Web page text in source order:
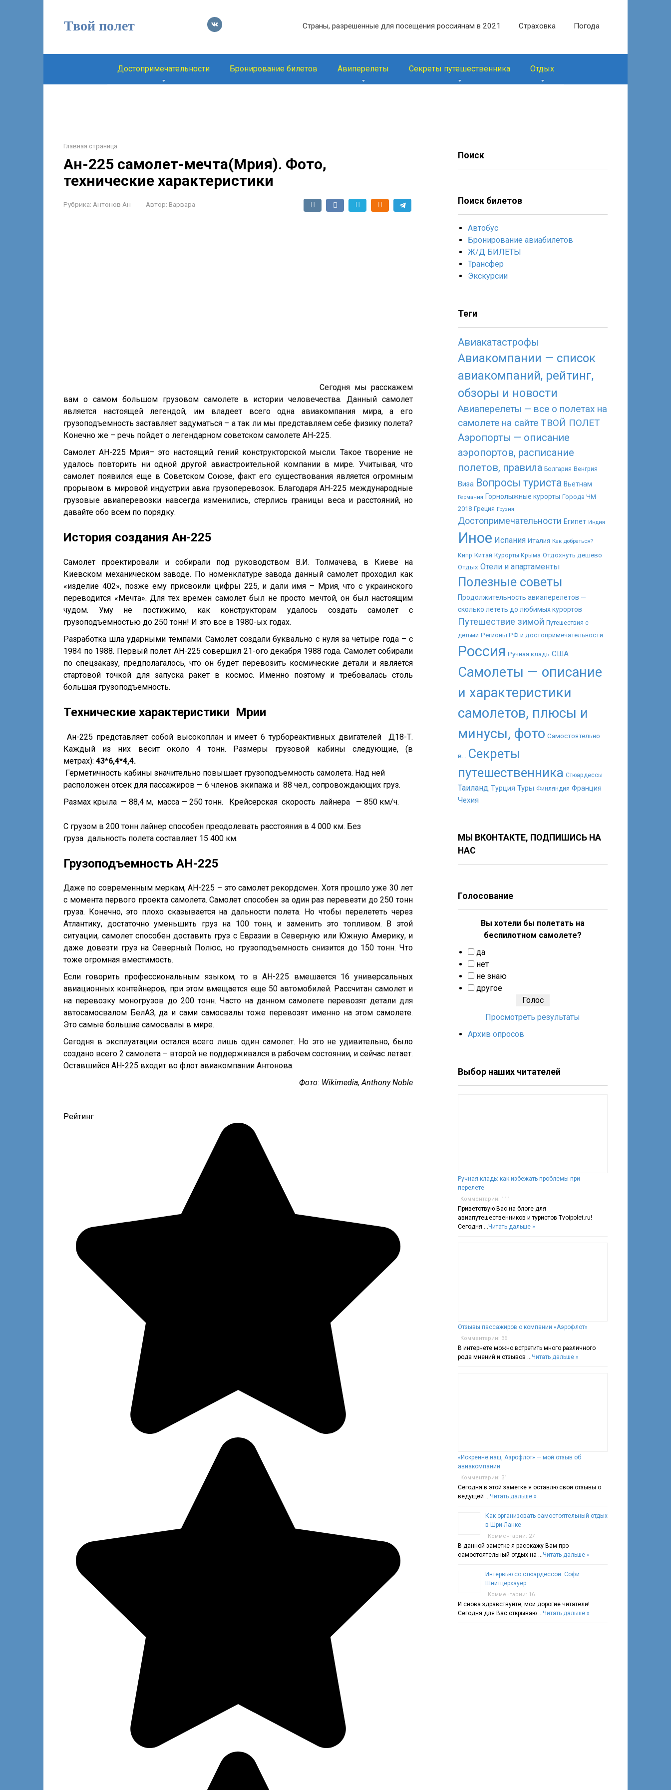
Твой полет Страны, разрешенные для посещения россиянам в 2021 Страховка Погода
Достопримечательности Бронирование билетов Авиперелеты Секреты путешественника Отдых
Главная страница
Ан-225 самолет-мечта(Мрия). Фото,
технические характеристики
Рубрика: Антонов Ан Автор: Варвара
Сегодня мы расскажем
вам о самом большом грузовом самолете в истории человечества. Данный самолет
является настоящей легендой, им владеет всего одна авиакомпания мира, а его
грузоподъемность заставляет задуматься – а так ли мы представляем себе физику полета?
Конечно же – речь пойдет о легендарном советском самолете АН-225.
Самолет АН-225 Мрия– это настоящий гений конструкторской мысли. Такое творение не
удалось повторить ни одной другой авиастроительной компании в мире. Учитывая, что
самолет появился еще в Советском Союзе, факт его существования является огромным
прорывом в мировой индустрии авиа грузоперевозок. Благодаря АН-225 международные
грузовые авиаперевозки навсегда изменились, стерлись границы веса и расстояний, но
давайте обо всем по порядку.
История создания Ан-225
Самолет проектировали и собирали под руководством В.И. Толмачева, в Киеве на
Киевском механическом заводе. По номенклатуре завода данный самолет проходил как
«изделие 402», позже ему присвоили цифры 225, и дали имя – Мрия, что с украинского
переводится «Мечта». Для тех времен самолет был не просто мечтой, он был настоящим
чудом. Уму не постижимо, как конструкторам удалось создать самолет с
грузоподъемностью до 250 тонн! И это все в 1980-ых годах.
Разработка шла ударными темпами. Самолет создали буквально с нуля за четыре года – с
1984 по 1988. Первый полет АН-225 совершил 21-ого декабря 1988 года. Самолет собирали
по спецзаказу, предполагалось, что он будет перевозить космические детали и является
стартовой точкой для запуска ракет в космос. Именно поэтому и требовалась столь
большая грузоподъемность.
Технические характеристики Мрии
Ан-225 представляет собой высокоплан и имеет 6 турбореактивных двигателей Д18-Т.
Каждый из них весит около 4 тонн. Размеры грузовой кабины следующие, (в
метрах): 43*6,4*4,4.
Герметичность кабины значительно повышает грузоподъемность самолета. Над ней
расположен отсек для пассажиров — 6 членов экипажа и 88 чел., сопровождающих груз.
Размах крыла — 88,4 м, масса — 250 тонн. Крейсерская скорость лайнера — 850 км/ч.
С грузом в 200 тонн лайнер способен преодолевать расстояния в 4 000 км. Без
груза дальность полета составляет 15 400 км.
Грузоподъемность АН-225
Даже по современным меркам, АН-225 – это самолет рекордсмен. Хотя прошло уже 30 лет
с момента первого проекта самолета. Самолет способен за один раз перевезти до 250 тонн
груза. Конечно, это плохо сказывается на дальности полета. Но чтобы перелететь через
Атлантику, достаточно уменьшить груз на 100 тонн, и заменить это топливом. В этой
ситуации, самолет способен доставить груз с Евразии в Северную или Южную Америку, и
даже довезти груз на Северный Полюс, но грузоподъемность снизится до 150 тонн. Что
тоже огромная вместимость.
Если говорить профессиональным языком, то в АН-225 вмешается 16 универсальных
авиационных контейнеров, при этом вмещается еще 50 автомобилей. Рассчитан самолет и
на перевозку моногрузов до 200 тонн. Часто на данном самолете перевозят детали для
автосамосвалом БелАЗ, да и сами самосвалы тоже перевозят именно на этом самолете.
Это самые большие самосвалы в мире.
Сегодня в эксплуатации остался всего лишь один самолет. Но это не удивительно, было
создано всего 2 самолета – второй не поддерживался в рабочем состоянии, и сейчас летает.
Оставшийся АН-225 входит во флот авиакомпании Антонова.
Фото: Wikimedia, Anthony Noble
Рейтинг
Поиск
Поиск билетов
Автобус
Бронирование авиабилетов
Ж/Д БИЛЕТЫ
Трансфер
Экскурсии
Теги
Авиакатастрофы
Авиакомпании — список
авиакомпаний, рейтинг,
обзоры и новости
Авиаперелеты — все о полетах на
самолете на сайте ТВОЙ ПОЛЕТ
Аэропорты — описание
аэропортов, расписание
полетов, правила Болгария Венгрия
Виза Вопросы туриста Вьетнам
Германия Горнолыжные курорты Города ЧМ
2018 Греция Грузия
Достопримечательности Египет Индия
Иное Испания Италия Как добраться?
Кипр Китай Курорты Крыма Отдохнуть дешево
Отдых Отели и апартаменты
Полезные советы
Продолжительность авиаперелетов —
сколько лететь до любимых курортов
Путешествие зимой Путешествия с
детьми Регионы РФ и достопримечательности
Россия Ручная кладь США
Самолеты — описание
и характеристики
самолетов, плюсы и
минусы, фото Самостоятельно
в... Секреты
путешественника Стюардессы
Таиланд Турция Туры Финляндия Франция
Чехия
МЫ ВКОНТАКТЕ, ПОДПИШИСЬ НА
НАС
Голосование
Вы хотели бы полетать на
беспилотном самолете?
да
нет
не знаю
другое
Просмотреть результаты
Архив опросов
Выбор наших читателей
Ручная кладь: как избежать проблемы при
перелете
Комментарии: 111
Приветствую Вас на блоге для
авиапутешественников и туристов Tvoipolet.ru!
Сегодня …Читать дальше »
Отзывы пассажиров о компании «Аэрофлот»
Комментарии: 36
В интернете можно встретить много различного
рода мнений и отзывов …Читать дальше »
«Искренне наш, Аэрофлот» — мой отзыв об
авиакомпании
Комментарии: 31
Сегодня в этой заметке я оставлю свои отзывы о
ведущей …Читать дальше »
Как организовать самостоятельный отдых
в Шри-Ланке
Комментарии: 27
В данной заметке я расскажу Вам про
самостоятельный отдых на …Читать дальше »
Интервью со стюардессой: Софи
Шнитцерхауер
Комментарии: 16
И снова здравствуйте, мои дорогие читатели!
Сегодня для Вас открываю …Читать дальше »